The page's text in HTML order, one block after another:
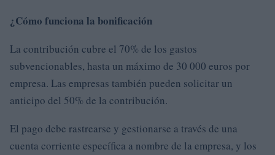
¿Cómo funciona la bonificación
La contribución cubre el 70% de los gastos
subvencionables, hasta un máximo de 30 000 euros por
empresa. Las empresas también pueden solicitar un
anticipo del 50% de la contribución.
El pago debe rastrearse y gestionarse a través de una
cuenta corriente específica a nombre de la empresa, y los